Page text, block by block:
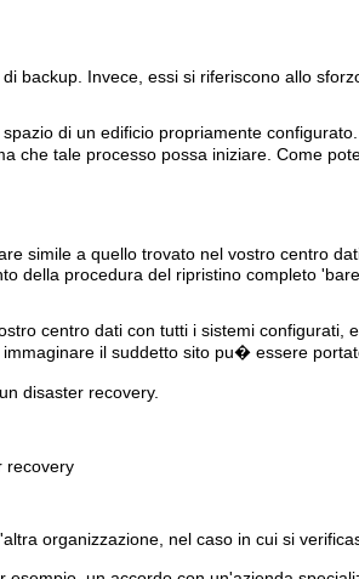
backup. Invece, essi si riferiscono allo
di un edificio propriamente
che tale processo possa iniziare. Come
simile a quello trovato nel vostro centro
della procedura del ripristino completo
centro dati con tutti i sistemi configurati,
il suddetto sito pu� essere
disaster recovery.
recovery
organizzazione, nel caso in cui si